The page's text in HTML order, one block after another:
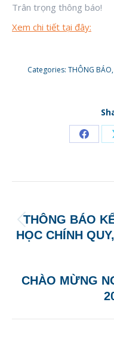
Trân trọng thông báo!
Xem chi tiết tại đây:
Categories: THÔNG BÁO,
Share
THÔNG BÁO
HỌC CHÍNH
CHÀO MỪNG